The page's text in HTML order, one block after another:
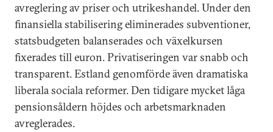
avreglering av priser och utrikeshandel. Under den
finansiella stabilisering eliminerades subventioner,
statsbudgeten balanserades och växelkursen
fixerades till euron. Privatiseringen var snabb och
transparent. Estland genomförde även dramatiska
liberala sociala reformer. Den tidigare mycket låga
pensionsåldern höjdes och arbetsmarknaden
avreglerades.